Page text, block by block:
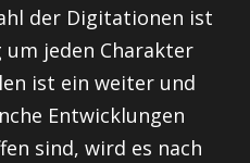
der Digitationen ist
jeden Charakter
ist ein weiter und
Entwicklungen
sind, wird es nach